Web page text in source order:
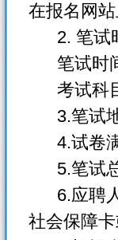
在报名网站
2. 笔试
笔试时间
考试科目
3.笔试地
4.试卷满
5.笔试总
6.应聘人
社会保障